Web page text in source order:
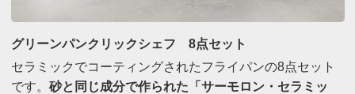
グリーンパンクリックシェフ 8点セット
セラミックでコーティングされたフライパンの8点セット
です。 砂と同じ成分で作られた「サーモロン・セラミッ